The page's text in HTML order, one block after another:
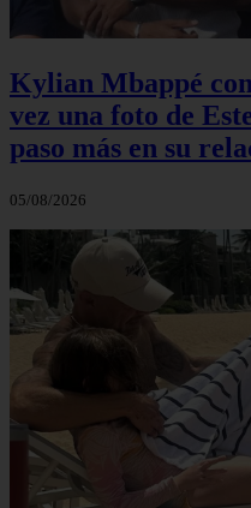
Kylian Mbappé
vez una foto de
paso más en su
05/08/2026